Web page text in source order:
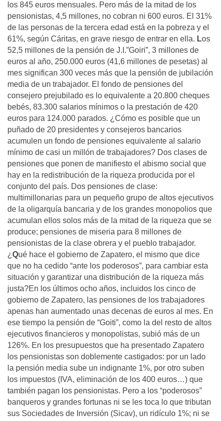
los 845 euros mensuales. Pero más de la mitad de los
pensionistas, 4,5 millones, no cobran ni 600 euros. El 31%
de las personas de la tercera edad está en la pobreza y el
61%, según Cáritas, en grave riesgo de entrar en ella. Los
52,5 millones de la pensión de J.I.”Goiri”, 3 millones de
euros al año, 250.000 euros (41,6 millones de pesetas) al
mes significan 300 veces más que la pensión de jubilación
media de un trabajador. El fondo de pensiones del
consejero prejubilado es lo equivalente a 20.800 cheques
bebés, 83.300 salarios mínimos o la prestación de 420
euros para 124.000 parados. ¿Cómo es posible que un
puñado de 20 presidentes y consejeros bancarios
acumulen un fondo de pensiones equivalente al salario
mínimo de casi un millón de trabajadores? Dos clases de
pensiones que ponen de manifiesto el abismo social que
hay en la redistribución de la riqueza producida por el
conjunto del país. Dos pensiones de clase:
multimillonarias para un pequeño grupo de altos ejecutivos
de la oligarquía bancaria y de los grandes monopolios que
acumulan ellos solos más de la mitad de la riqueza que se
produce; pensiones de miseria para 8 millones de
pensionistas de la clase obrera y el pueblo trabajador.
¿ Qué hace el gobierno de Zapatero, el mismo que dice
que no ha cedido “ante los poderosos”, para cambiar esta
situación y garantizar una distribución de la riqueza más
justa?En los últimos ocho años, incluidos los cinco de
gobierno de Zapatero, las pensiones de los trabajadores
apenas han aumentado unas decenas de euros al mes. En
ese tiempo la pensión de “Goiti”, como la del resto de altos
ejecutivos financieros y monopolistas, subió más de un
126%. En los presupuestos que ha presentado Zapatero
los pensionistas son doblemente castigados: por un lado
la pensión media sube un indignante 1%, por otro suben
los impuestos (IVA, eliminación de los 400 euros…) que
también pagan los pensionistas. Pero a los “poderosos”
banqueros y grandes fortunas ni se les toca lo que tributan
sus Sociedades de Inversión (Sicav), un ridículo 1%; ni se